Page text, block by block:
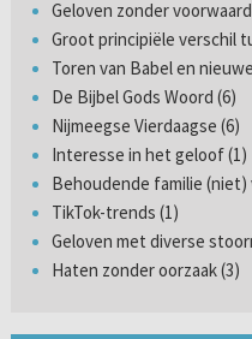
Geloven zonder
Groot principiële verschil
Toren van Babel en
De Bijbel Gods Woord (6)
Nijmeegse Vierdaagse (6)
Interesse in het geloof (1)
Behoudende familie
TikTok-trends (1)
Geloven met diverse
Haten zonder oorzaak (3)